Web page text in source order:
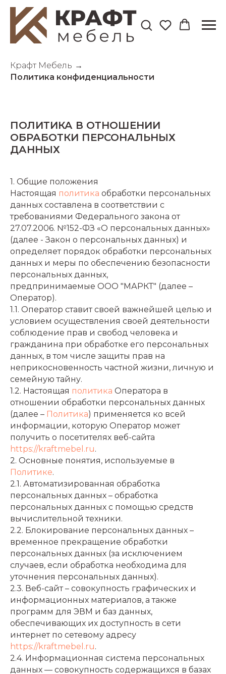
Крафт Мебель →
Политика конфиденциальности
ПОЛИТИКА В ОТНОШЕНИИ
ОБРАБОТКИ ПЕРСОНАЛЬНЫХ
ДАННЫХ
1. Общие положения
Настоящая политика обработки персональных
данных составлена в соответствии с
требованиями Федерального закона от
27.07.2006. №152-ФЗ «О персональных данных»
(далее - Закон о персональных данных) и
определяет порядок обработки персональных
данных и меры по обеспечению безопасности
персональных данных,
предпринимаемые ООО "МАРКТ" (далее –
Оператор).
1.1. Оператор ставит своей важнейшей целью и
условием осуществления своей деятельности
соблюдение прав и свобод человека и
гражданина при обработке его персональных
данных, в том числе защиты прав на
неприкосновенность частной жизни, личную и
семейную тайну.
1.2. Настоящая политика Оператора в
отношении обработки персональных данных
(далее – Политика) применяется ко всей
информации, которую Оператор может
получить о посетителях веб-сайта
https://kraftmebel.ru.
2. Основные понятия, используемые в
Политике.
2.1. Автоматизированная обработка
персональных данных – обработка
персональных данных с помощью средств
вычислительной техники.
2.2. Блокирование персональных данных –
временное прекращение обработки
персональных данных (за исключением
случаев, если обработка необходима для
уточнения персональных данных).
2.3. Веб-сайт – совокупность графических и
информационных материалов, а также
программ для ЭВМ и баз данных,
обеспечивающих их доступность в сети
интернет по сетевому адресу
https://kraftmebel.ru.
2.4. Информационная система персональных
данных — совокупность содержащихся в базах